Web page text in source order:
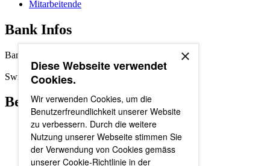
Mitarbeitende
Bank Infos
Bankenclearing: 8395
Swift/BIC-Adresse: SLBUCH22
Beliebte Seiten
News
Mitarbeitende
Organisation
Standorte
×
Diese Webseite verwendet
Cookies.
Wir verwenden Cookies, um die
Benutzerfreundlichkeit unserer Website
zu verbessern. Durch die weitere
Nutzung unserer Webseite stimmen Sie
der Verwendung von Cookies gemäss
unserer Cookie-Richtlinie in der